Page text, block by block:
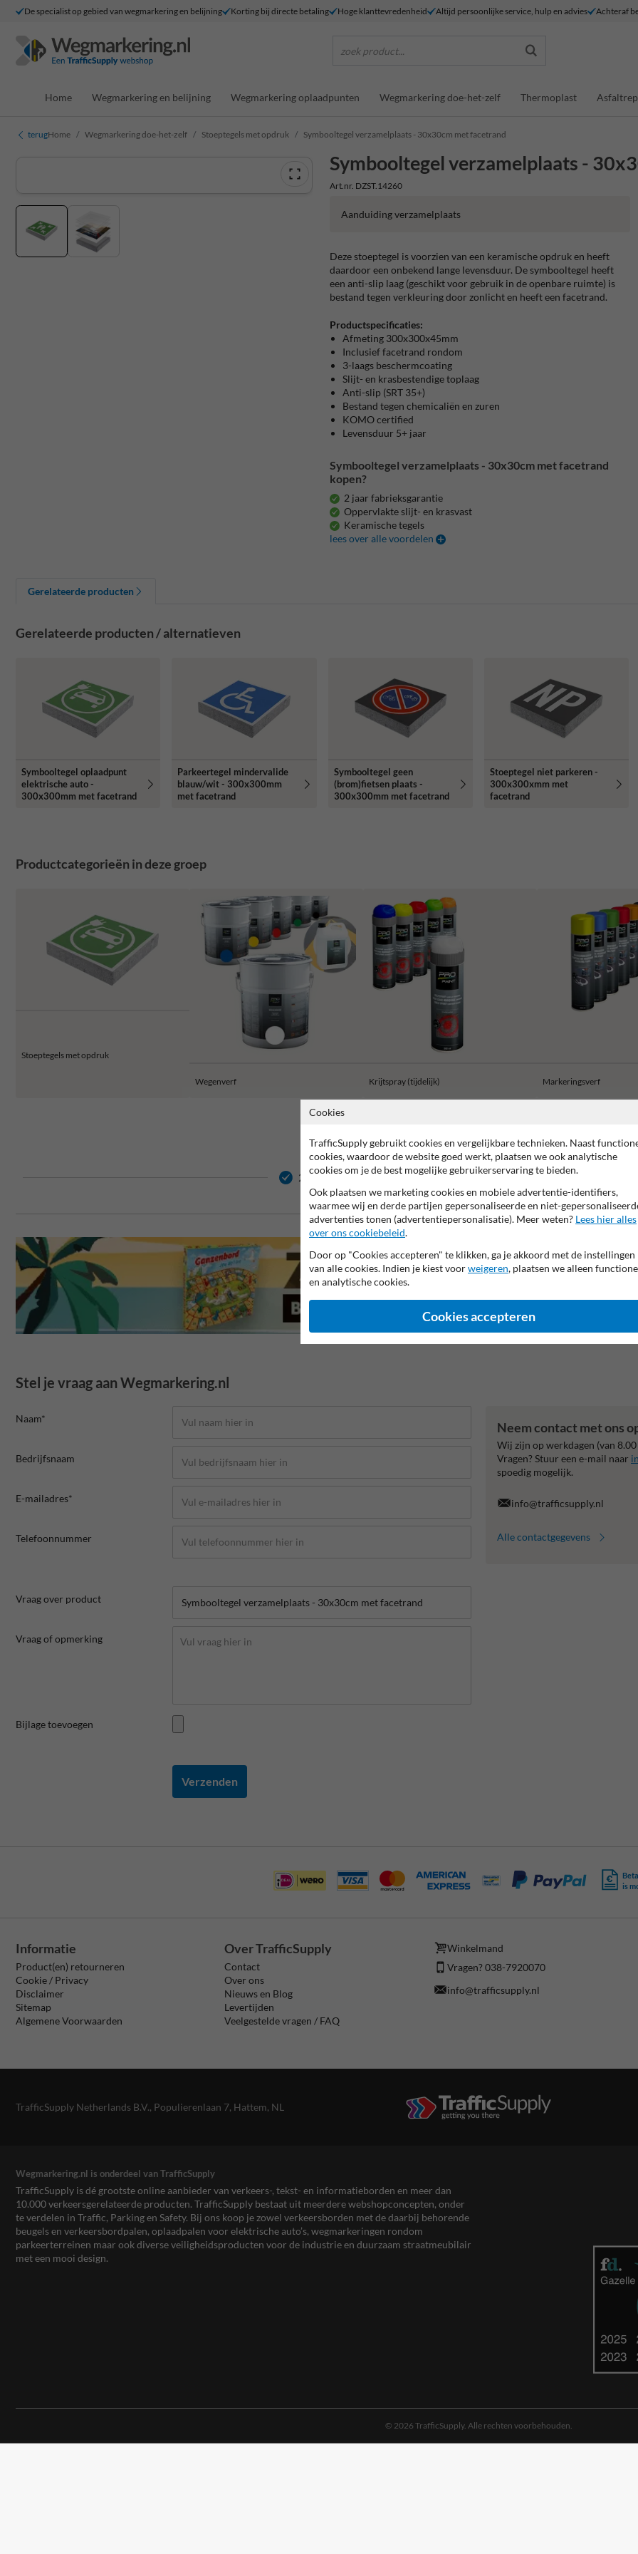
De specialist op gebied van wegmarkering en belijning Korting bij directe betaling Hoge klanttevredenheid Altijd persoonlijke service, hulp en advies Achteraf
zoek product...
Home Wegmarkering en belijning Wegmarkering oplaadpunten Wegmarkering doe-het-zelf Thermoplast
terugHome Wegmarkering doe-het-zelf Stoeptegels met opdruk Symbooltegel verzamelplaats - 30x30cm met facetrand
Symbooltegel verzamelplaats -
Art.nr. DZST.14260
Aanduiding verzamelplaats
Deze stoeptegel is voorzien van een keramische opdruk en heeft
daardoor een onbekend lange levensduur. De symbooltegel heeft
een anti-slip laag (geschikt voor gebruik in de openbare ruimte) is
bestand tegen verkleuring door zonlicht en heeft een facetrand.
Productspecificaties:
Afmeting 300x300x45mm
Inclusief facetrand rondom
3-laags beschermcoating
Slijt- en krasbestendige toplaag
Anti-slip (SRT 35+)
Bestand tegen chemicaliën en zuren
KOMO certified
Levensduur 5+ jaar
Symbooltegel verzamelplaats - 30x30cm met facetrand
kopen?
2 jaar fabrieksgarantie
Oppervlakte slijt- en krasvast
Keramische tegels
lees over alle voordelen
Gerelateerde producten
Gerelateerde producten / alternatieven
Symbooltegel oplaadpunt
elektrische auto -
300x300mm met facetrand
Parkeertegel mindervalide
blauw/wit - 300x300mm
met facetrand
Symbooltegel geen
(brom)fietsen plaats -
300x300mm met facetrand
Stoeptegel niet parkeren -
300x300xmm met
facetrand
Productcategorieën in deze groep
Stoeptegels met opdruk
Wegenverf Krijtspray (tijdelijk) Markeringsverf
2 jaar fabrieksgarantie Oppervlakte slijt- en krasvast
Stel je vraag aan Wegmarkering.nl
Naam*
Bedrijfsnaam
E-mailadres*
Telefoonnummer
Vraag over product
Vraag of opmerking
Bijlage toevoegen
Verzenden
Neem contact met ons
Wij zijn op werkdagen (van
Vragen? Stuur een e-mail naar
spoedig mogelijk.
info@trafficsupply.nl
Alle contactgegevens
is
Informatie
Product(en) retourneren
Cookie / Privacy
Disclaimer
Sitemap
Algemene Voorwaarden
Over TrafficSupply
Contact
Over ons
Nieuws en Blog
Levertijden
Veelgestelde vragen / FAQ
Winkelmand
Vragen? 038-7920070
info@trafficsupply.nl
TrafficSupply Netherlands B.V., Populierenlaan 7, Hattem, NL
Wegmarkering.nl is onderdeel van TrafficSupply
TrafficSupply is dé grootste online aanbieder van verkeers-, tekst- en informatieborden en meer dan
10.000 verkeersgerelateerde producten. TrafficSupply bestaat uit meerdere webshopconcepten, onder
te verdelen in Traffic, Parking en Safety. Bij ons koop je zowel verkeersborden met de daarbij behorende
beugels en verkeersbordpalen, oplaadpalen voor elektrische auto’s, wegmarkeringen rondom
parkeerterreinen maar ook diverse veiligheidsproducten voor de industrie en duurzaam straatmeubilair
met een mooi design.
© 2026 TrafficSupply. Alle rechten voorbehouden.
Cookies
TrafficSupply gebruikt cookies en vergelijkbare technieken. Naast
cookies, waardoor de website goed werkt, plaatsen we ook analytische
cookies om je de best mogelijke gebruikerservaring te bieden.
Ook plaatsen we marketing cookies en mobiele advertentie-identifiers,
waarmee wij en derde partijen gepersonaliseerde en niet-
advertenties tonen (advertentiepersonalisatie). Meer weten? Lees hier alles
over ons cookiebeleid.
Door op "Cookies accepteren" te klikken, ga je akkoord met de instellingen
van alle cookies. Indien je kiest voorweigeren, plaatsen we alleen
en analytische cookies.
Cookies accepteren